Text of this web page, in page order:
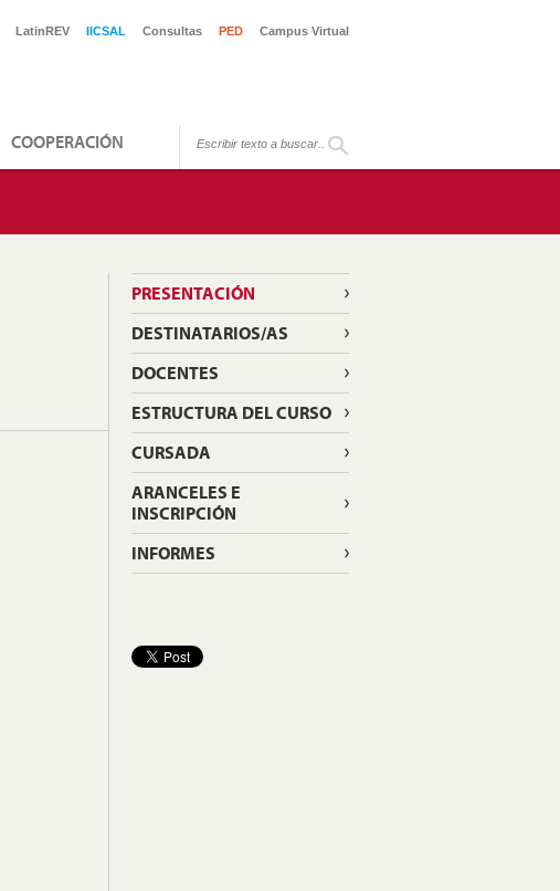
LatinREV IICSAL Consultas PED Campus Virtual
COOPERACIÓN
PRESENTACIÓN
DESTINATARIOS/AS
DOCENTES
ESTRUCTURA DEL CURSO
CURSADA
ARANCELES E
INSCRIPCIÓN
INFORMES